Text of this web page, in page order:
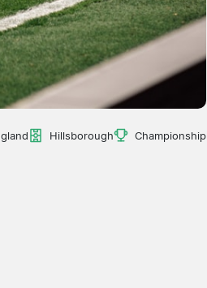
Hillsborough Championship